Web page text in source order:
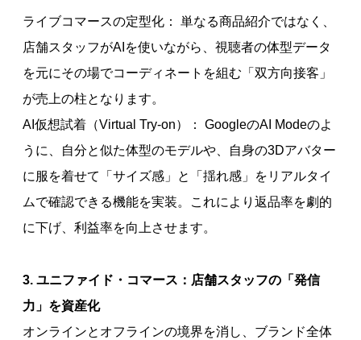
ライブコマースの定型化： 単なる商品紹介ではなく、
店舗スタッフがAIを使いながら、視聴者の体型データ
を元にその場でコーディネートを組む「双方向接客」
が売上の柱となります。
AI仮想試着（Virtual Try-on）： GoogleのAI Modeのよ
うに、自分と似た体型のモデルや、自身の3Dアバター
に服を着せて「サイズ感」と「揺れ感」をリアルタイ
ムで確認できる機能を実装。これにより返品率を劇的
に下げ、利益率を向上させます。
3. ユニファイド・コマース：店舗スタッフの「発信
力」を資産化
オンラインとオフラインの境界を消し、ブランド全体